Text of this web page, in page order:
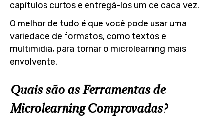
capítulos curtos e entregá-los um de cada vez.
O melhor de tudo é que você pode usar uma
variedade de formatos, como textos e
multimídia, para tornar o microlearning mais
envolvente.
Quais são as Ferramentas de
Microlearning Comprovadas?